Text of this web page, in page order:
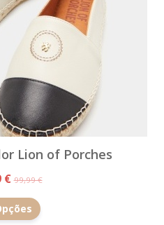
Lion of Porches
€99,99 €